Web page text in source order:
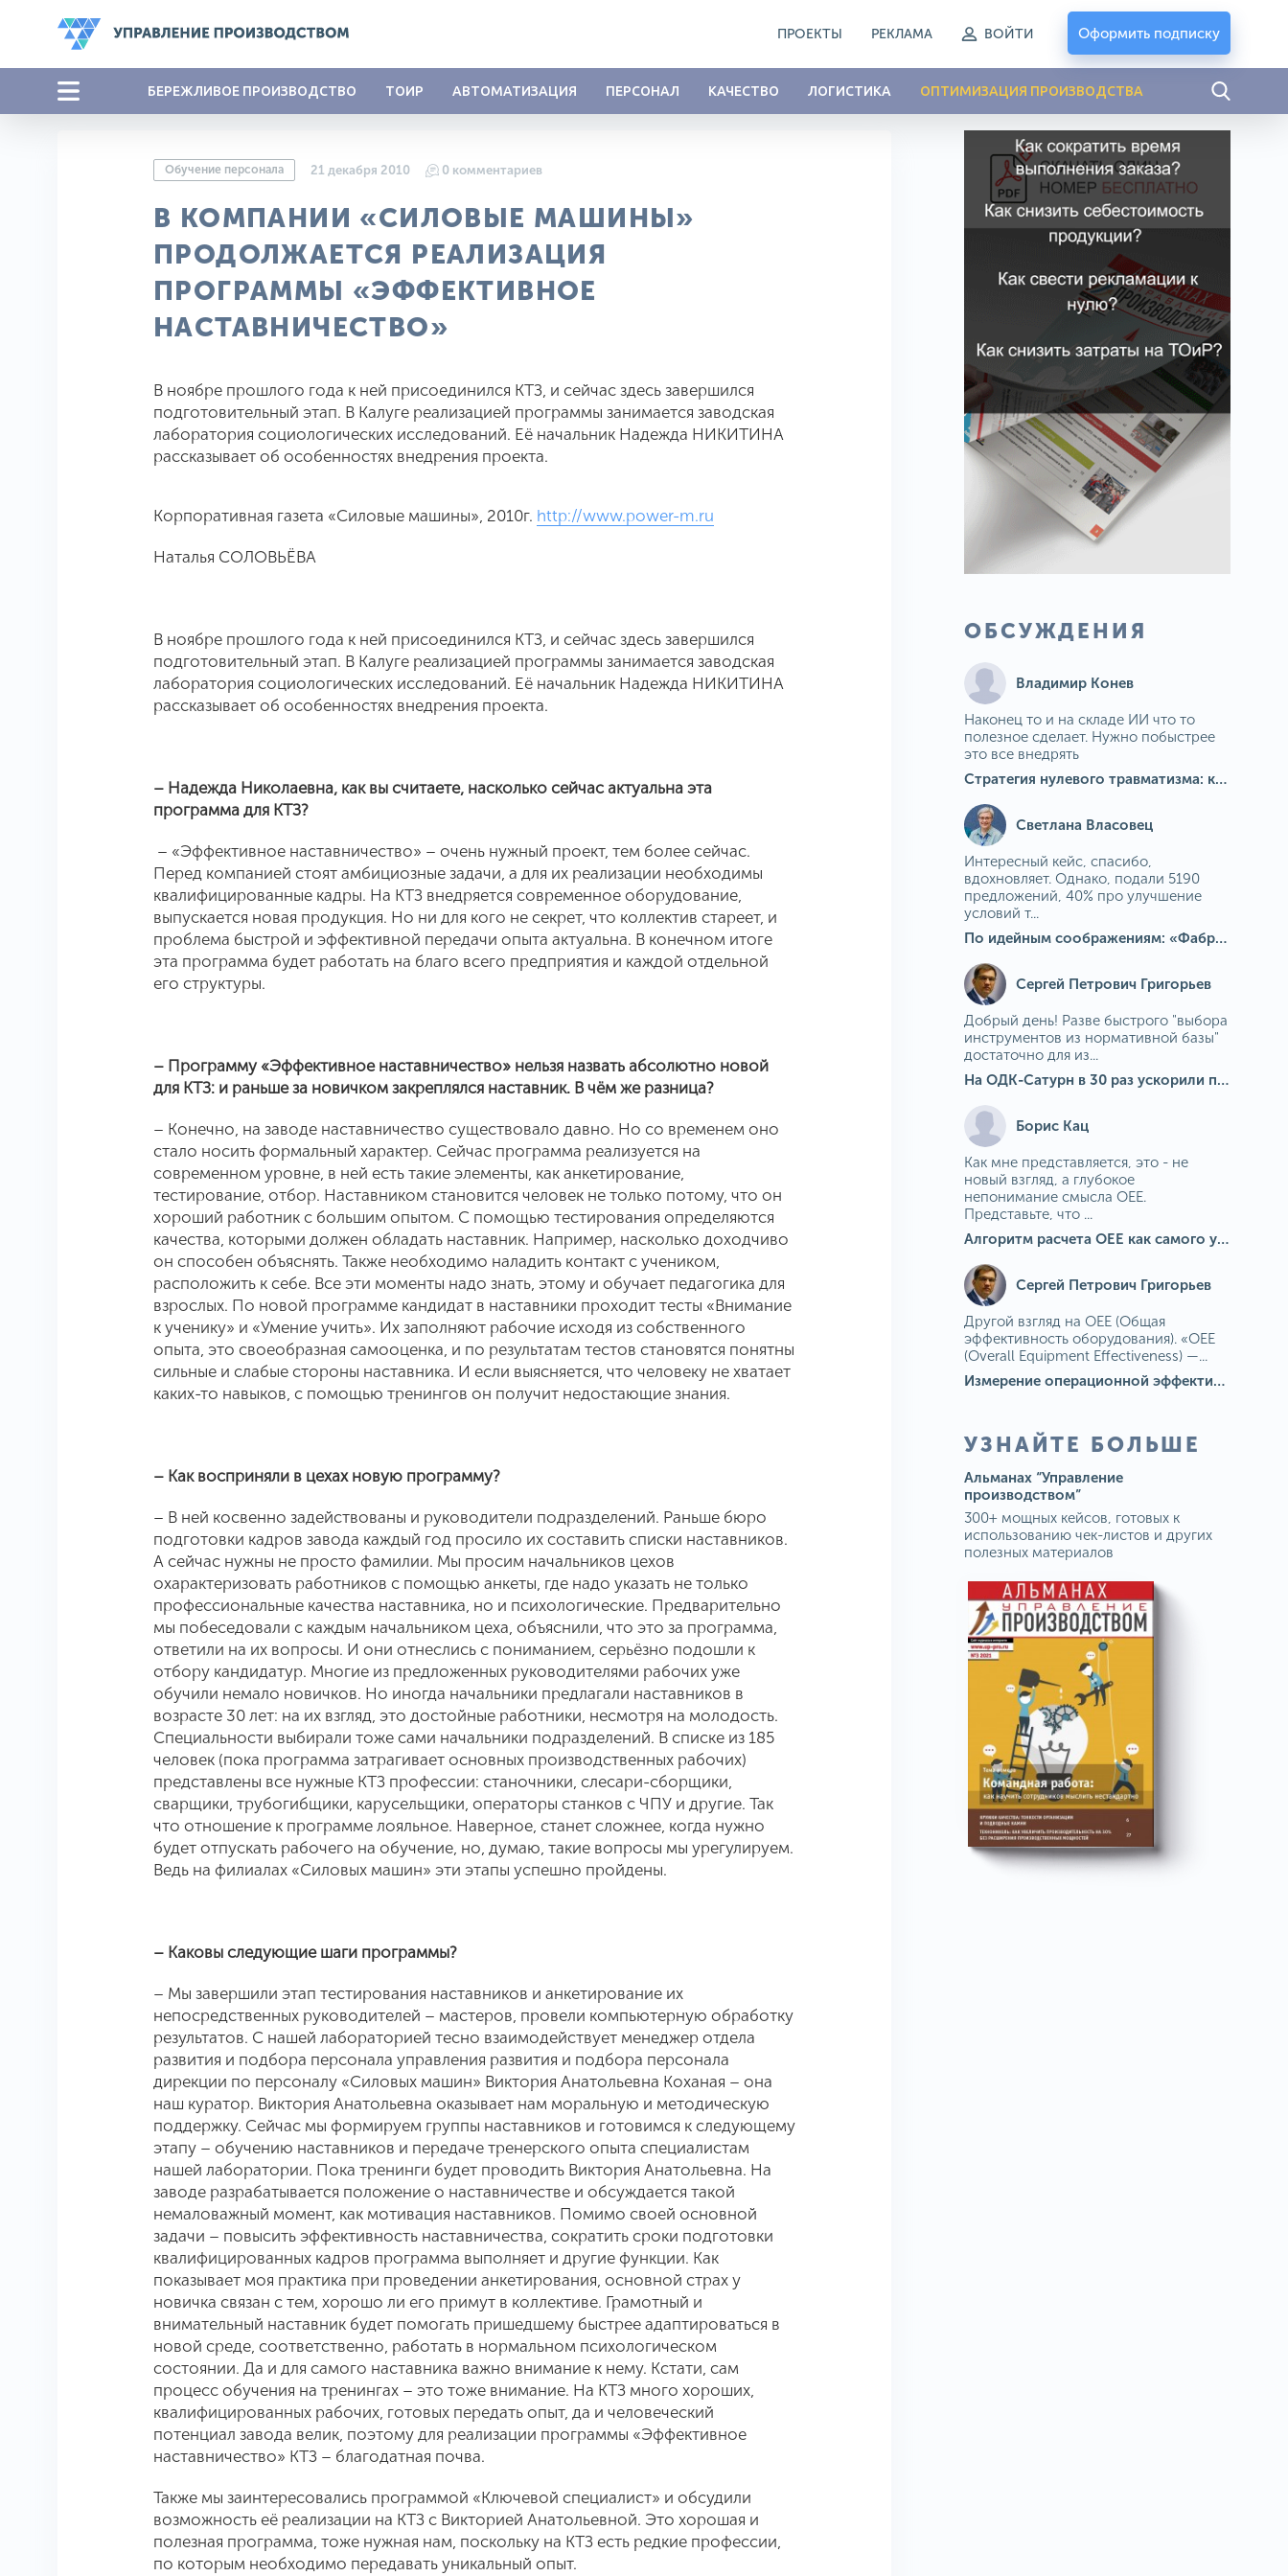
ПРОЕКТЫ РЕКЛАМА ВОЙТИ Оформить подписку
БЕРЕЖЛИВОЕ ПРОИЗВОДСТВО ТОИР АВТОМАТИЗАЦИЯ ПЕРСОНАЛ КАЧЕСТВО ЛОГИСТИКА ОПТИМИЗАЦИЯ ПРОИЗВОДСТВА
Обучение персонала 21 декабря 2010 0 комментариев
В КОМПАНИИ «СИЛОВЫЕ МАШИНЫ»
ПРОДОЛЖАЕТСЯ РЕАЛИЗАЦИЯ
ПРОГРАММЫ «ЭФФЕКТИВНОЕ
НАСТАВНИЧЕСТВО»
В ноябре прошлого года к ней присоединился КТЗ, и сейчас здесь завершился
подготовительный этап. В Калуге реализацией программы занимается заводская
лаборатория социологических исследований. Её начальник Надежда НИКИТИНА
рассказывает об особенностях внедрения проекта.
Корпоративная газета «Силовые машины», 2010г. http://www.power-m.ru
Наталья СОЛОВЬЁВА
В ноябре прошлого года к ней присоединился КТЗ, и сейчас здесь завершился
подготовительный этап. В Калуге реализацией программы занимается заводская
лаборатория социологических исследований. Её начальник Надежда НИКИТИНА
рассказывает об особенностях внедрения проекта.
– Надежда Николаевна, как вы считаете, насколько сейчас актуальна эта
программа для КТЗ?
– «Эффективное наставничество» – очень нужный проект, тем более сейчас.
Перед компанией стоят амбициозные задачи, а для их реализации необходимы
квалифицированные кадры. На КТЗ внедряется современное оборудование,
выпускается новая продукция. Но ни для кого не секрет, что коллектив стареет, и
проблема быстрой и эффективной передачи опыта актуальна. В конечном итоге
эта программа будет работать на благо всего предприятия и каждой отдельной
его структуры.
– Программу «Эффективное наставничество» нельзя назвать абсолютно новой
для КТЗ: и раньше за новичком закреплялся наставник. В чём же разница?
– Конечно, на заводе наставничество существовало давно. Но со временем оно
стало носить формальный характер. Сейчас программа реализуется на
современном уровне, в ней есть такие элементы, как анкетирование,
тестирование, отбор. Наставником становится человек не только потому, что он
хороший работник с большим опытом. С помощью тестирования определяются
качества, которыми должен обладать наставник. Например, насколько доходчиво
он способен объяснять. Также необходимо наладить контакт с учеником,
расположить к себе. Все эти моменты надо знать, этому и обучает педагогика для
взрослых. По новой программе кандидат в наставники проходит тесты «Внимание
к ученику» и «Умение учить». Их заполняют рабочие исходя из собственного
опыта, это своеобразная самооценка, и по результатам тестов становятся понятны
сильные и слабые стороны наставника. И если выясняется, что человеку не хватает
каких-то навыков, с помощью тренингов он получит недостающие знания.
– Как восприняли в цехах новую программу?
– В ней косвенно задействованы и руководители подразделений. Раньше бюро
подготовки кадров завода каждый год просило их составить списки наставников.
А сейчас нужны не просто фамилии. Мы просим начальников цехов
охарактеризовать работников с помощью анкеты, где надо указать не только
профессиональные качества наставника, но и психологические. Предварительно
мы побеседовали с каждым начальником цеха, объяснили, что это за программа,
ответили на их вопросы. И они отнеслись с пониманием, серьёзно подошли к
отбору кандидатур. Многие из предложенных руководителями рабочих уже
обучили немало новичков. Но иногда начальники предлагали наставников в
возрасте 30 лет: на их взгляд, это достойные работники, несмотря на молодость.
Специальности выбирали тоже сами начальники подразделений. В списке из 185
человек (пока программа затрагивает основных производственных рабочих)
представлены все нужные КТЗ профессии: станочники, слесари-сборщики,
сварщики, трубогибщики, карусельщики, операторы станков с ЧПУ и другие. Так
что отношение к программе лояльное. Наверное, станет сложнее, когда нужно
будет отпускать рабочего на обучение, но, думаю, такие вопросы мы урегулируем.
Ведь на филиалах «Силовых машин» эти этапы успешно пройдены.
– Каковы следующие шаги программы?
– Мы завершили этап тестирования наставников и анкетирование их
непосредственных руководителей – мастеров, провели компьютерную обработку
результатов. С нашей лабораторией тесно взаимодействует менеджер отдела
развития и подбора персонала управления развития и подбора персонала
дирекции по персоналу «Силовых машин» Виктория Анатольевна Коханая – она
наш куратор. Виктория Анатольевна оказывает нам моральную и методическую
поддержку. Сейчас мы формируем группы наставников и готовимся к следующему
этапу – обучению наставников и передаче тренерского опыта специалистам
нашей лаборатории. Пока тренинги будет проводить Виктория Анатольевна. На
заводе разрабатывается положение о наставничестве и обсуждается такой
немаловажный момент, как мотивация наставников. Помимо своей основной
задачи – повысить эффективность наставничества, сократить сроки подготовки
квалифицированных кадров программа выполняет и другие функции. Как
показывает моя практика при проведении анкетирования, основной страх у
новичка связан с тем, хорошо ли его примут в коллективе. Грамотный и
внимательный наставник будет помогать пришедшему быстрее адаптироваться в
новой среде, соответственно, работать в нормальном психологическом
состоянии. Да и для самого наставника важно внимание к нему. Кстати, сам
процесс обучения на тренингах – это тоже внимание. На КТЗ много хороших,
квалифицированных рабочих, готовых передать опыт, да и человеческий
потенциал завода велик, поэтому для реализации программы «Эффективное
наставничество» КТЗ – благодатная почва.
Также мы заинтересовались программой «Ключевой специалист» и обсудили
возможность её реализации на КТЗ с Викторией Анатольевной. Это хорошая и
полезная программа, тоже нужная нам, поскольку на КТЗ есть редкие профессии,
по которым необходимо передавать уникальный опыт.
ОБСУЖДЕНИЯ
Владимир Конев
Наконец то и на складе ИИ что то
полезное сделает. Нужно побыстрее
это все внедрять
Стратегия нулевого травматизма: как ИИ-камеры Camkord снижают риск наезда на пешехода при работе на погрузчике
Светлана Власовец
Интересный кейс, спасибо,
вдохновляет. Однако, подали 5190
предложений, 40% про улучшение
условий т...
По идейным соображениям: «Фабрика идей» на МГОКе
Сергей Петрович Григорьев
Добрый день! Разве быстрого "выбора
инструментов из нормативной базы"
достаточно для из...
На ОДК-Сатурн в 30 раз ускорили подбор средств измерения для контроля качества продукции
Борис Кац
Как мне представляется, это - не
новый взгляд, а глубокое
непонимание смысла OEE.
Представьте, что ...
Алгоритм расчета ОЕЕ как самого универсального и современного показателя эффективности оборудования в мире
Сергей Петрович Григорьев
Другой взгляд на OEE (Общая
эффективность оборудования). «OEE
(Overall Equipment Effectiveness) —...
Измерение операционной эффективности: ключевые показатели для непрерывного совершенствования
УЗНАЙТЕ БОЛЬШЕ
Альманах “Управление
производством”
300+ мощных кейсов, готовых к
использованию чек-листов и других
полезных материалов